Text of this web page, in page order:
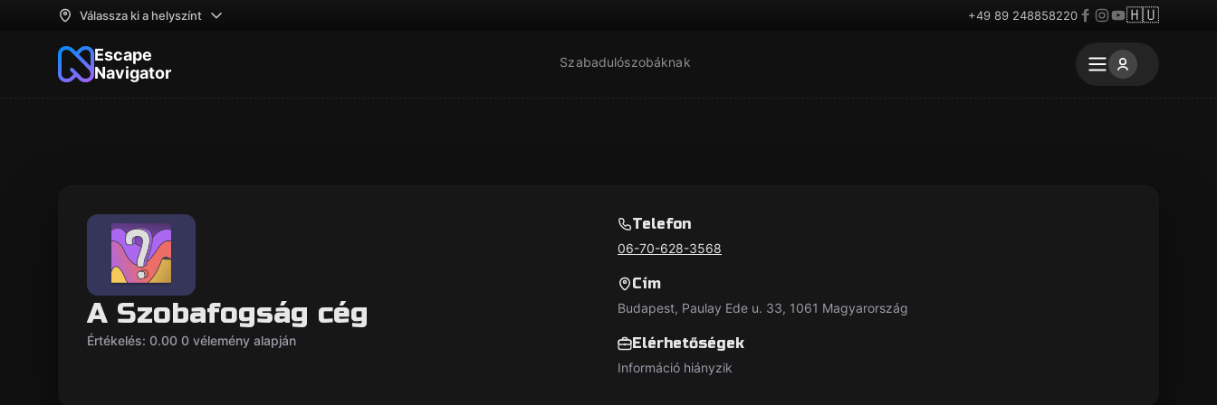
Válassza ki a helyszínt +49 89 248858220 🇭🇺
Escape
Navigator
Szabadulószobáknak
A Szobafogság cég
Értékelés: 0.00 0 vélemény alapján
Telefon
06-70-628-3568
Cím
Budapest, Paulay Ede u. 33, 1061 Magyarország
Elérhetőségek
Információ hiányzik